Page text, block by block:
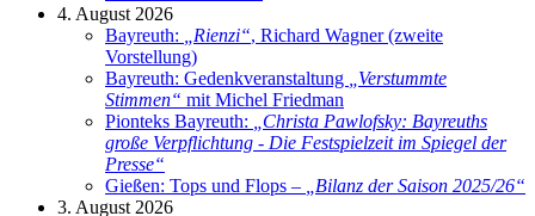
4. August 2026
Bayreuth:
Rienzi“, Richard Wagner (zweite
Vorstellung)
Bayreuth: Gedenkveranstaltung
Verstummte
Stimmen“ mit Michel Friedman
Pionteks Bayreuth:
Christa Pawlofsky: Bayreuths
große Verpflichtung - Die Festspielzeit im Spiegel der
Presse“
Gießen: Tops und Flops –
Bilanz der Saison 2025/26“
3. August 2026